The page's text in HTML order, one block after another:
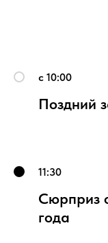
с 10:00
Поздний
11:30
Сюрприз
года